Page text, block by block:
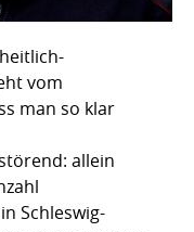
vom
man so klar
allein
Schleswig-